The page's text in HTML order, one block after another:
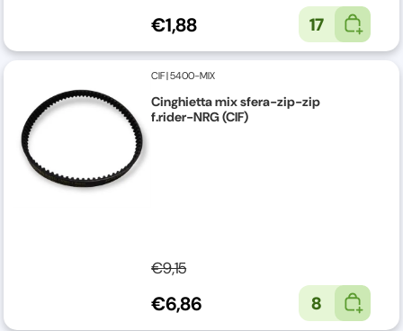
€1,88 17
CIF|5400-MIX
Cinghietta mix sfera-zip-zip
f.rider-NRG (CIF)
€9,15
€6,86 8